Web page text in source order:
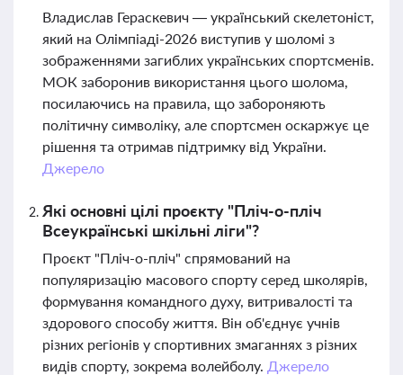
Владислав Гераскевич — український скелетоніст,
який на Олімпіаді-2026 виступив у шоломі з
зображеннями загиблих українських спортсменів.
МОК заборонив використання цього шолома,
посилаючись на правила, що забороняють
політичну символіку, але спортсмен оскаржує це
рішення та отримав підтримку від України.
Джерело
Які основні цілі проєкту "Пліч-о-пліч
Всеукраїнські шкільні ліги"?
Проєкт "Пліч-о-пліч" спрямований на
популяризацію масового спорту серед школярів,
формування командного духу, витривалості та
здорового способу життя. Він об'єднує учнів
різних регіонів у спортивних змаганнях з різних
видів спорту, зокрема волейболу. Джерело